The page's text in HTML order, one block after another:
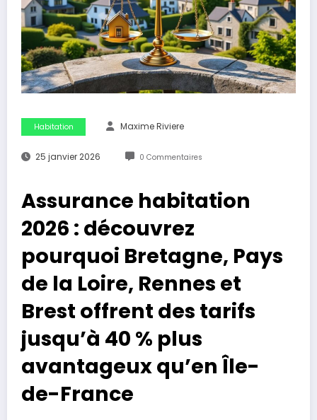
Habitation Maxime Riviere
25 janvier 2026 0 Commentaires
Assurance habitation
2026 : découvrez
pourquoi Bretagne, Pays
de la Loire, Rennes et
Brest offrent des tarifs
jusqu’à 40 % plus
avantageux qu’en Île-
de-France